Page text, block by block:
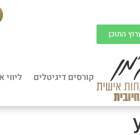
התוכן
קורסים דיגיטלים ליווי